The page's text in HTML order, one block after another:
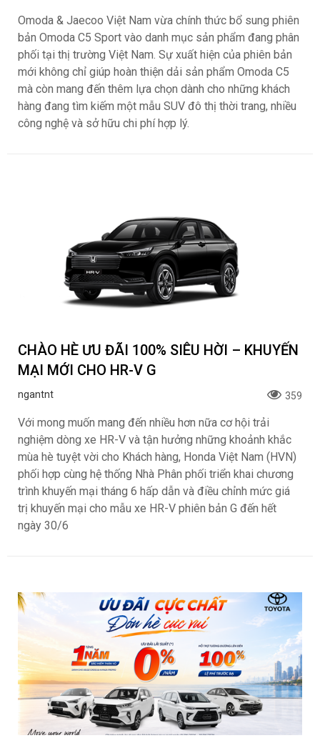
Omoda & Jaecoo Việt Nam vừa chính thức bổ sung phiên
bản Omoda C5 Sport vào danh mục sản phẩm đang phân
phối tại thị trường Việt Nam. Sự xuất hiện của phiên bản
mới không chỉ giúp hoàn thiện dải sản phẩm Omoda C5
mà còn mang đến thêm lựa chọn dành cho những khách
hàng đang tìm kiếm một mẫu SUV đô thị thời trang, nhiều
công nghệ và sở hữu chi phí hợp lý.
CHÀO HÈ ƯU ĐÃI 100% SIÊU HỜI – KHUYẾN
MẠI MỚI CHO HR-V G
ngantnt 359
Với mong muốn mang đến nhiều hơn nữa cơ hội trải
nghiệm dòng xe HR-V và tận hưởng những khoảnh khắc
mùa hè tuyệt vời cho Khách hàng, Honda Việt Nam (HVN)
phối hợp cùng hệ thống Nhà Phân phối triển khai chương
trình khuyến mại tháng 6 hấp dẫn và điều chỉnh mức giá
trị khuyến mại cho mẫu xe HR-V phiên bản G đến hết
ngày 30/6